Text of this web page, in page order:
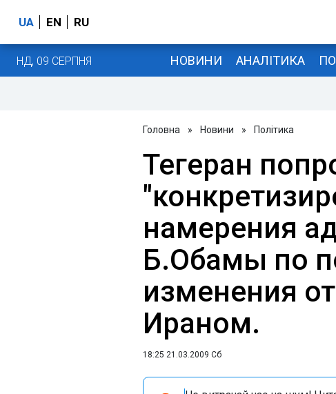
UA EN RU
НД, 09 СЕРПНЯ НОВИНИ АНАЛІТИКА
Головна » Новини » Політика
Тегеран
намерения
Б.Обамы по
изменения
Ираном.
18:25 21.03.2009 Сб